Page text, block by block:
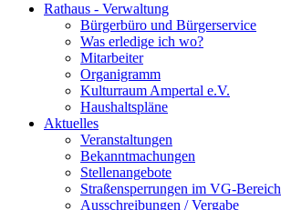
Rathaus - Verwaltung
Bürgerbüro und Bürgerservice
Was erledige ich wo?
Mitarbeiter
Organigramm
Kulturraum Ampertal e.V.
Haushaltspläne
Aktuelles
Veranstaltungen
Bekanntmachungen
Stellenangebote
Straßensperrungen im VG-Bereich
Ausschreibungen / Vergabe